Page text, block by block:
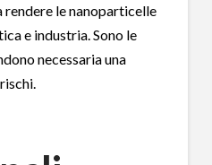
rendere le nanoparticelle
e industria. Sono le
necessaria una